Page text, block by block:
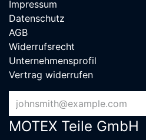
Impressum
Datenschutz
AGB
Widerrufsrecht
Unternehmensprofil
Vertrag widerrufen
MOTEX Teile G​mbH